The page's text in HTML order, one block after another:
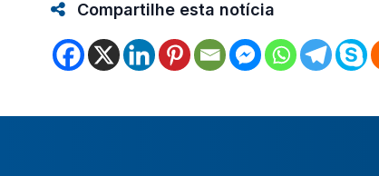
Compartilhe esta notícia